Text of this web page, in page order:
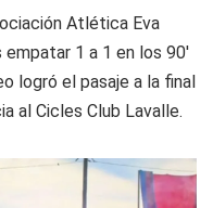
Atlética Eva
empatar 1 a 1 en los 90'
logró el pasaje a la final
al Cicles Club Lavalle.